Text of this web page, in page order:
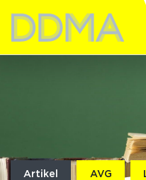
Artikel AVG